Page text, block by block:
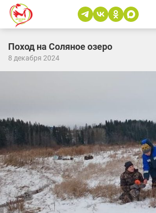
Поход на Соляное озеро
8 декабря 2024